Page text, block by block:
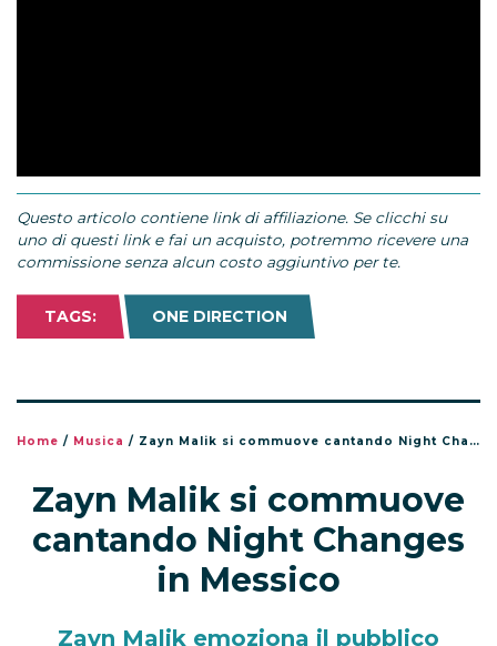
Questo articolo contiene link di affiliazione. Se clicchi su
uno di questi link e fai un acquisto, potremmo ricevere una
commissione senza alcun costo aggiuntivo per te.
TAGS: ONE DIRECTION
Home / Musica / Zayn Malik si commuove cantando Night Changes in Messico
Zayn Malik si commuove
cantando Night Changes
in Messico
Zayn Malik emoziona il pubblico